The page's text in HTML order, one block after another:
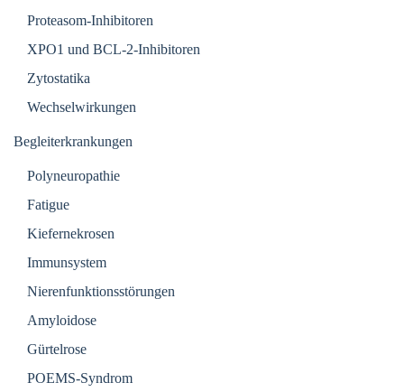
Proteasom-Inhibitoren
XPO1 und BCL-2-Inhibitoren
Zytostatika
Wechselwirkungen
Begleiterkrankungen
Polyneuropathie
Fatigue
Kiefernekrosen
Immunsystem
Nierenfunktionsstörungen
Amyloidose
Gürtelrose
POEMS-Syndrom